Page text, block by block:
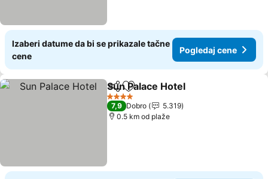
Izaberi datume da bi se prikazale tačne
cene
Pogledaj cene
Deli Dodati u favorite
Sun Palace Hotel
4 Zvezdice
7,9 Dobro
5.319
0.5 km od plaže